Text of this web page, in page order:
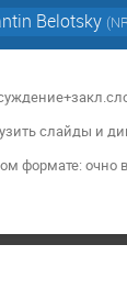
Belotsky (
слайды и
формате: очно